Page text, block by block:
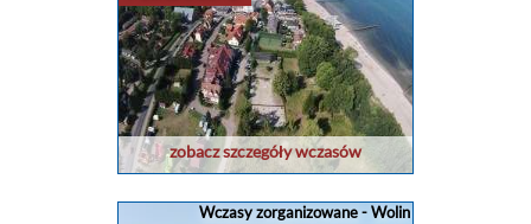
zobacz szczegóły wczasów
Wczasy zorganizowane - Wolin